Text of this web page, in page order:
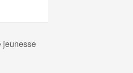
jeunesse